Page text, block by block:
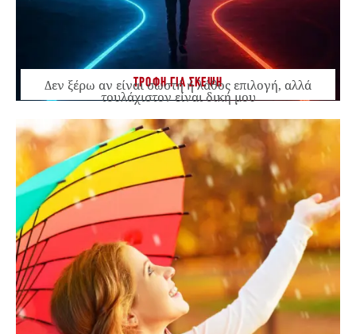
ΤΡΟΦΗ ΓΙΑ ΣΚΕΨΗ
Δεν ξέρω αν είναι σωστή ή λάθος επιλογή, αλλά
τουλάχιστον είναι δική μου